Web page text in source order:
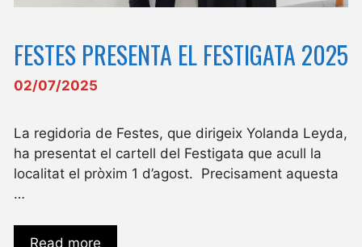
FESTES PRESENTA EL FESTIGATA 2025
02/07/2025
La regidoria de Festes, que dirigeix Yolanda Leyda,
ha presentat el cartell del Festigata que acull la
localitat el pròxim 1 d’agost. Precisament aquesta
…
Read more